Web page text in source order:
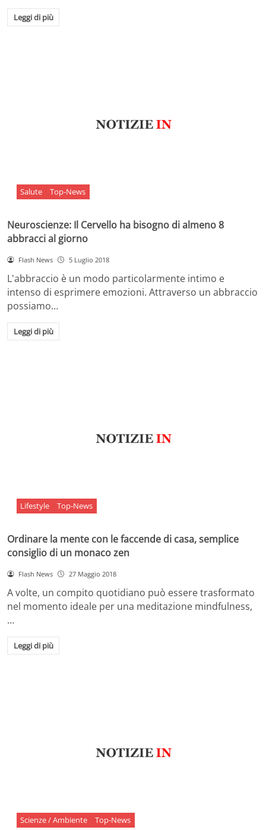
Leggi di più
Salute Top-News
Neuroscienze: Il Cervello ha bisogno di almeno 8
abbracci al giorno
Flash News 5 Luglio 2018
L'abbraccio è un modo particolarmente intimo e
intenso di esprimere emozioni. Attraverso un abbraccio
possiamo…
Leggi di più
Lifestyle Top-News
Ordinare la mente con le faccende di casa, semplice
consiglio di un monaco zen
Flash News 27 Maggio 2018
A volte, un compito quotidiano può essere trasformato
nel momento ideale per una meditazione mindfulness,
…
Leggi di più
Scienze / Ambiente Top-News